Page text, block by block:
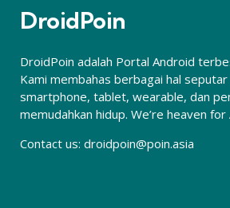
DroidPoin
DroidPoin adalah Portal Android
Kami membahas berbagai hal
smartphone, tablet, wearable, dan
memudahkan hidup. We’re heaven
Contact us: droidpoin@poin.asia